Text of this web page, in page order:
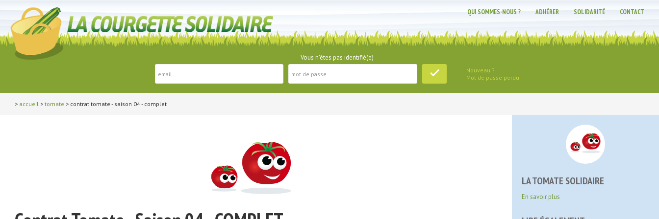
QUI SOMMES-NOUS ? ADHÉRER SOLIDARITÉ CONTACT
Vous n'êtes pas identifié(e)
Nouveau ?
Mot de passe perdu
> accueil > tomate > contrat tomate - saison 04 - complet
LA TOMATE SOLIDAIRE
En savoir plus